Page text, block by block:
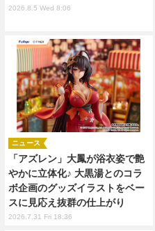
2026.8.5 Wed 8:06
「アズレン」大鳳が浴衣姿で艶
やかに立体化♪ 大黒湯とのコラ
ボ企画のグッズイラストをベー
スに見応え抜群の仕上がり
ニュース
2026.7.31 Fri 18:36